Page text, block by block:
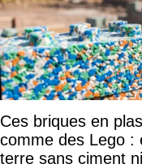
Ces briques en
comme des Lego :
terre sans ciment